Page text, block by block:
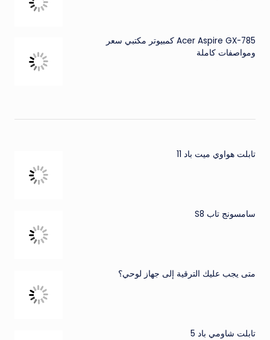
Acer Aspire GX-785 كمبيوتر مكتبي سعر
ومواصفات كاملة
تابلت هواوي ميت باد 11
سامسونج تاب S8
متى يجب عليك الترقية إلى جهاز لوحي؟
تابلت شاومي باد 5